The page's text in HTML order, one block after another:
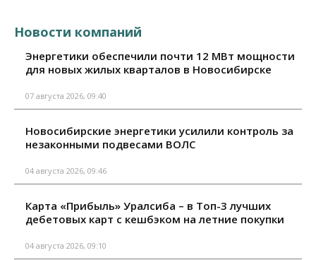
Новости компаний
Энергетики обеспечили почти 12 МВт мощности
для новых жилых кварталов в Новосибирске
07 августа 2026, 09:40
Новосибирские энергетики усилили контроль за
незаконными подвесами ВОЛС
04 августа 2026, 09:46
Карта «Прибыль» Уралсиба – в Топ-3 лучших
дебетовых карт с кешбэком на летние покупки
04 августа 2026, 09:10